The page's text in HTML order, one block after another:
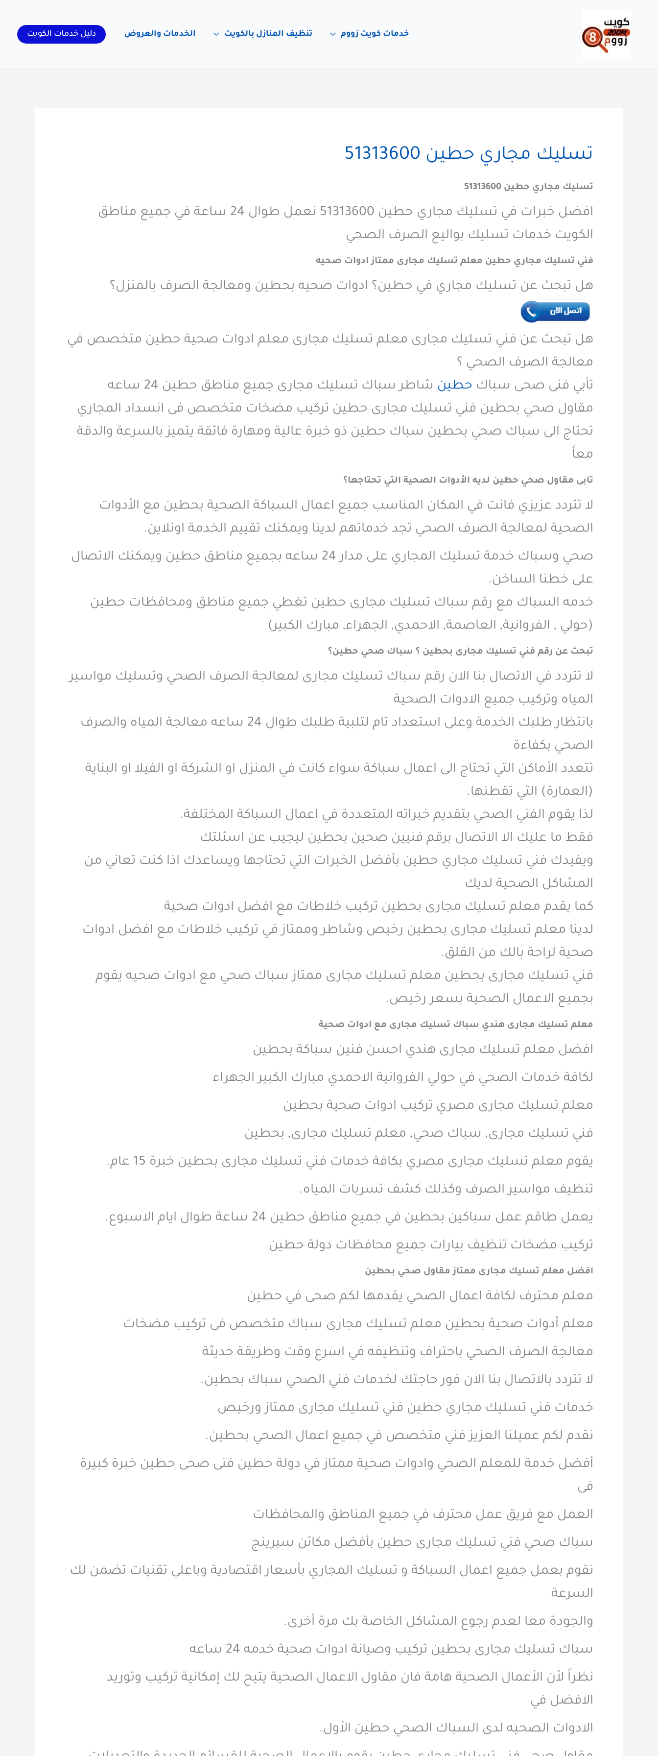
المحتوى
خدمات كويت زووم تنظيف المنازل بالكويت الخدمات والعروض دليل خدمات الكويت
تسليك مجاري حطين 51313600
تسليك مجاري حطين 51313600
افضل خبرات في تسليك مجاري حطين 51313600 نعمل طوال 24 ساعة في جميع مناطق
الكويت خدمات تسليك بواليع الصرف الصحي
فني تسليك مجاري حطين معلم تسليك مجارى ممتاز ادوات صحيه
هل تبحث عن تسليك مجاري في حطين؟ ادوات صحيه بحطين ومعالجة الصرف بالمنزل؟
هل تبحث عن فني تسليك مجارى معلم تسليك مجارى معلم ادوات صحية حطين متخصص في
معالجة الصرف الصحي ؟
تأبي فنى صحى سباك حطين شاطر سباك تسليك مجارى جميع مناطق حطين 24 ساعه
مقاول صحي بحطين فني تسليك مجارى حطين تركيب مضخات متخصص فى انسداد المجاري
تحتاج الى سباك صحي بحطين سباك حطين ذو خبرة عالية ومهارة فائقة يتميز بالسرعة والدقة
معاً
تابى مقاول صحي حطين لديه الأدوات الصحية التي تحتاجها؟
لا تتردد عزيزي فانت في المكان المناسب جميع اعمال السباكة الصحية بحطين مع الأدوات
الصحية لمعالجة الصرف الصحي تجد خدماتهم لدينا ويمكنك تقييم الخدمة اونلاين.
صحي وسباك خدمة تسليك المجاري على مدار 24 ساعه بجميع مناطق حطين ويمكنك الاتصال
على خطنا الساخن.
خدمه السباك مع رقم سباك تسليك مجارى حطين تغطي جميع مناطق ومحافظات حطين
(حولي , الفروانية, العاصمة, الاحمدي, الجهراء, مبارك الكبير)
تبحث عن رقم فني تسليك مجارى بحطين ؟ سباك صحي حطين؟
لا تتردد في الاتصال بنا الان رقم سباك تسليك مجارى لمعالجة الصرف الصحي وتسليك مواسير
المياه وتركيب جميع الادوات الصحية
بانتظار طلبك الخدمة وعلى استعداد تام لتلبية طلبك طوال 24 ساعه معالجة المياه والصرف
الصحي بكفاءة
تتعدد الأماكن التي تحتاج الى اعمال سباكة سواء كانت في المنزل او الشركة او الفيلا او البناية
(العمارة) التي تقطنها.
لذا يقوم الفني الصحي بتقديم خبراته المتعددة في اعمال السباكة المختلفة.
فقط ما عليك الا الاتصال برقم فنيين صحين بحطين ليجيب عن اسئلتك
ويفيدك فني تسليك مجاري حطين بأفضل الخبرات التي تحتاجها ويساعدك اذا كنت تعاني من
المشاكل الصحية لديك
كما يقدم معلم تسليك مجارى بحطين تركيب خلاطات مع افضل ادوات صحية
لدينا معلم تسليك مجارى بحطين رخيص وشاطر وممتاز في تركيب خلاطات مع افضل ادوات
صحية لراحة بالك من القلق.
فني تسليك مجارى بحطين معلم تسليك مجارى ممتاز سباك صحي مع ادوات صحيه يقوم
بجميع الاعمال الصحية بسعر رخيص.
معلم تسليك مجارى هندي سباك تسليك مجارى مع ادوات صحية
افضل معلم تسليك مجارى هندي احسن فنين سباكة بحطين
لكافة خدمات الصحي في حولي الفروانية الاحمدي مبارك الكبير الجهراء
معلم تسليك مجارى مصري تركيب ادوات صحية بحطين
فني تسليك مجارى, سباك صحي, معلم تسليك مجارى, بحطين
يقوم معلم تسليك مجارى مصري بكافة خدمات فني تسليك مجارى بحطين خبرة 15 عام.
تنظيف مواسير الصرف وكذلك كشف تسربات المياه.
يعمل طاقم عمل سباكين بحطين في جميع مناطق حطين 24 ساعة طوال ايام الاسبوع.
تركيب مضخات تنظيف بيارات جميع محافظات دولة حطين
افضل معلم تسليك مجارى ممتاز مقاول صحي بحطين
معلم محترف لكافة اعمال الصحي يقدمها لكم صحى في حطين
معلم أدوات صحية بحطين معلم تسليك مجارى سباك متخصص فى تركيب مضخات
معالجة الصرف الصحي باحتراف وتنظيفه في اسرع وقت وطريقة حديثة
لا تتردد بالاتصال بنا الان فور حاجتك لخدمات فني الصحي سباك بحطين.
خدمات فني تسليك مجاري حطين فني تسليك مجارى ممتاز ورخيص
نقدم لكم عميلنا العزيز فني متخصص في جميع اعمال الصحي بحطين.
أفضل خدمة للمعلم الصحي وادوات صحية ممتاز في دولة حطين فنى صحى حطين خبرة كبيرة
فى
العمل مع فريق عمل محترف في جميع المناطق والمحافظات
سباك صحي فني تسليك مجارى حطين بأفضل مكائن سبرينج
نقوم بعمل جميع اعمال السباكة و تسليك المجاري بأسعار اقتصادية وباعلى تقنيات تضمن لك
السرعة
والجودة معا لعدم رجوع المشاكل الخاصة بك مرة أخرى.
سباك تسليك مجارى بحطين تركيب وصيانة ادوات صحية خدمه 24 ساعه
نظراً لأن الأعمال الصحية هامة فان مقاول الاعمال الصحية يتيح لك إمكانية تركيب وتوريد
الافضل في
الادوات الصحيه لدى السباك الصحي حطين الأول.